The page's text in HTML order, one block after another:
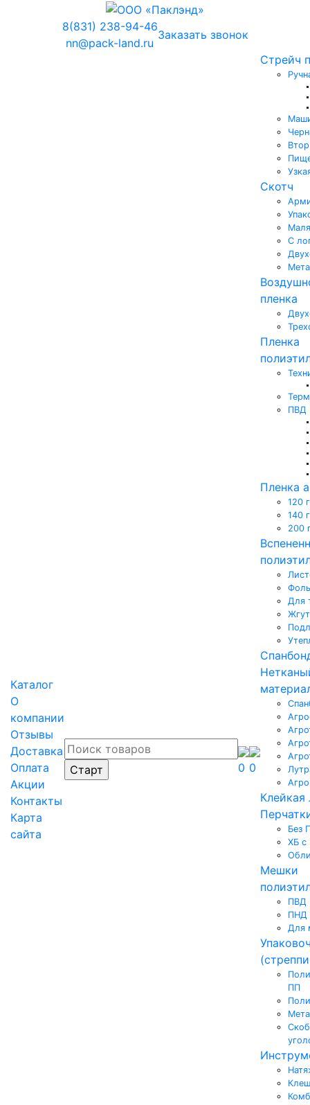
8(831) 238-94-46
nn@pack-land.ru
Заказать звонок
Каталог
О
компании
Отзывы
Доставка
Оплата
Акции
Контакты
Карта
сайта
0 0
Стрейч
Скотч
С
пленка
Пленка
ПВД
Пленка
120
140
200
Для
Жгут
Клейкая
Без
ХБ с
Мешки
ПВД
ПНД
Для
ПП